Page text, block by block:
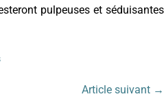
pulpeuses et séduisantes
Article suivant →